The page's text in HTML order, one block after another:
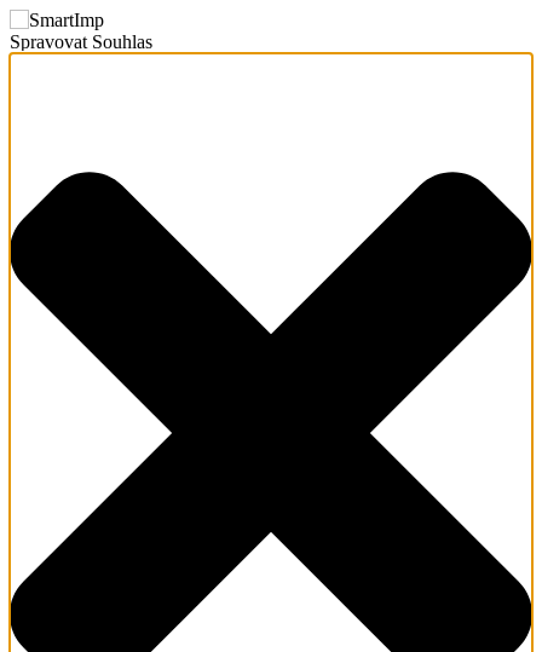
Spravovat Souhlas